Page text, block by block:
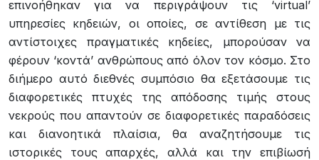
επινοήθηκαν για να περιγράψουν τις ‘virtual’
υπηρεσίες κηδειών, οι οποίες, σε αντίθεση με τις
αντίστοιχες πραγματικές κηδείες, μπορούσαν να
φέρουν ‘κοντά’ ανθρώπους από όλον τον κόσμο. Στο
διήμερο αυτό διεθνές συμπόσιο θα εξετάσουμε τις
διαφορετικές πτυχές της απόδοσης τιμής στους
νεκρούς που απαντούν σε διαφορετικές παραδόσεις
και διανοητικά πλαίσια, θα αναζητήσουμε τις
ιστορικές τους απαρχές, αλλά και την επιβίωσή